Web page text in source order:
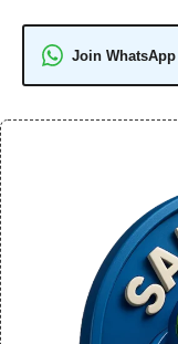
Join WhatsApp